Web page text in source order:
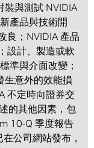
裝與測試 NVIDIA
產品與技術開
良；NVIDIA 產品
設計、製造或軟
準與介面改變；
生意外的效能損
不定時向證券交
的其他因素，包
10-Q 季度報告
公司網站發布，